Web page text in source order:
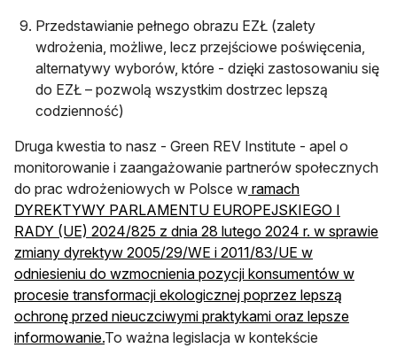
Przedstawianie pełnego obrazu EZŁ (zalety
wdrożenia, możliwe, lecz przejściowe poświęcenia,
alternatywy wyborów, które - dzięki zastosowaniu się
do EZŁ – pozwolą wszystkim dostrzec lepszą
codzienność)
Druga kwestia to nasz - Green REV Institute - apel o
monitorowanie i zaangażowanie partnerów społecznych
do prac wdrożeniowych w Polsce w ramach
DYREKTYWY PARLAMENTU EUROPEJSKIEGO I
RADY (UE) 2024/825 z dnia 28 lutego 2024 r. w sprawie
zmiany dyrektyw 2005/29/WE i 2011/83/UE w
odniesieniu do wzmocnienia pozycji konsumentów w
procesie transformacji ekologicznej poprzez lepszą
ochronę przed nieuczciwymi praktykami oraz lepsze
informowanie.otwiera się w nowej karcie
To ważna legislacja w kontekście